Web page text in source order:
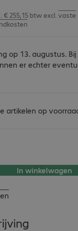
€ 255,15 btw excl. vaste
op 13. augustus.
er echter
artikelen op
In winkelwagen